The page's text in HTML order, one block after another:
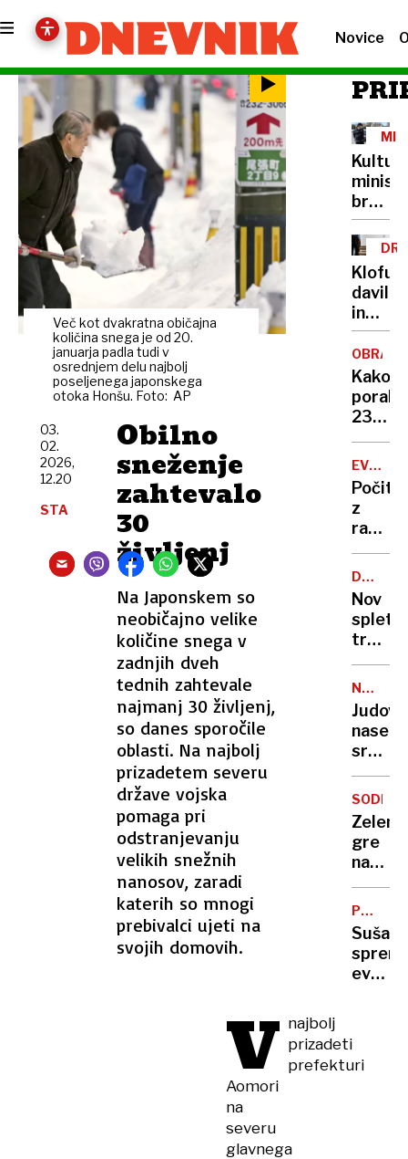
Novice
Več kot dvakratna običajna
količina snega je od 20.
januarja padla tudi v
osrednjem delu najbolj
poseljenega japonskega
otoka Honšu. Foto: AP
Obilno
sneženje
zahtevalo
30
življenj
Na Japonskem so
neobičajno velike
količine snega v
zadnjih dveh
tednih zahtevale
najmanj 30 življenj,
so danes sporočile
oblasti. Na najbolj
prizadetem severu
države vojska
pomaga pri
odstranjevanju
velikih snežnih
nanosov, zaradi
katerih so mnogi
prebivalci ujeti na
svojih domovih.
03.
02.
2026,
12.20
STA
V najbolj
prizadeti
prefekturi
Aomori
na
severu
glavnega
brez
Cigler
Kralj
za
avto
davil
in
grozil
z
nožem,
v
zapor
bo
treba
Kako
236
v
štirih
EVROPA
GORI
z
na
požar:
poletni
požari
vse
hujši?
Nov
spletni
trend
skrbi
slog
sredi
noči
požgali
vas
na
bregu,
več
gre
na
obisk
k
Vučiću:
"To
je za
Ruse
obraz"
Suša
se
bo